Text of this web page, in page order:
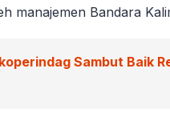
manajemen Bandara
Sambut Baik